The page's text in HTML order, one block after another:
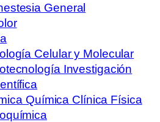
General
Celular y Molecular
Investigación
Química Clínica Física